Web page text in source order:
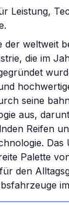
Leistung,
der weltweit
die im
seine
aus,
Reifen
Das
Palette
den